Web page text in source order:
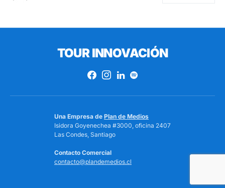
TOUR INNOVACIÓN
Una Empresa de Plan de Medios
Isidora Goyenechea #3000, oficina 2407
Las Condes, Santiago
Contacto Comercial
contacto@plandemedios.cl